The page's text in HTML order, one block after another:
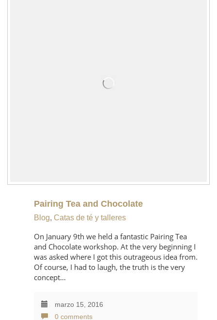
Pairing Tea and Chocolate
Blog, Catas de té y talleres
On January 9th we held a fantastic Pairing Tea
and Chocolate workshop. At the very beginning I
was asked where I got this outrageous idea from.
Of course, I had to laugh, the truth is the very
concept…
marzo 15, 2016
0 comments